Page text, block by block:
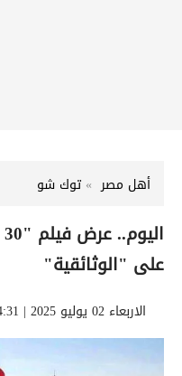
أهل مصر توك شو
على "الوثائقية"
الاربعاء 02 يوليو 2025 | 04:31 مساءً